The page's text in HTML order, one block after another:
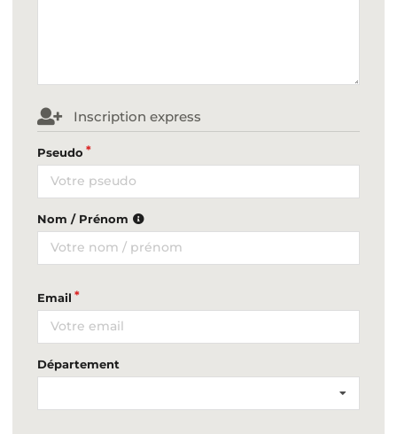
Inscription express
Pseudo
Nom / Prénom
Email
Département